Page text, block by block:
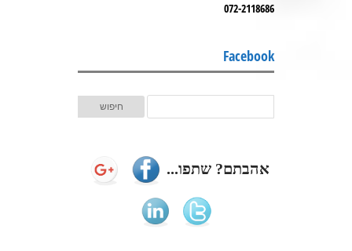
072-2118686
Facebook
אהבתם? שתפו...